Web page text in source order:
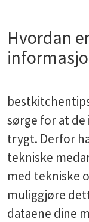
Hvordan
sørge for at
trygt. Derfor
tekniske
med tekniske
muliggjøre
dataene dine